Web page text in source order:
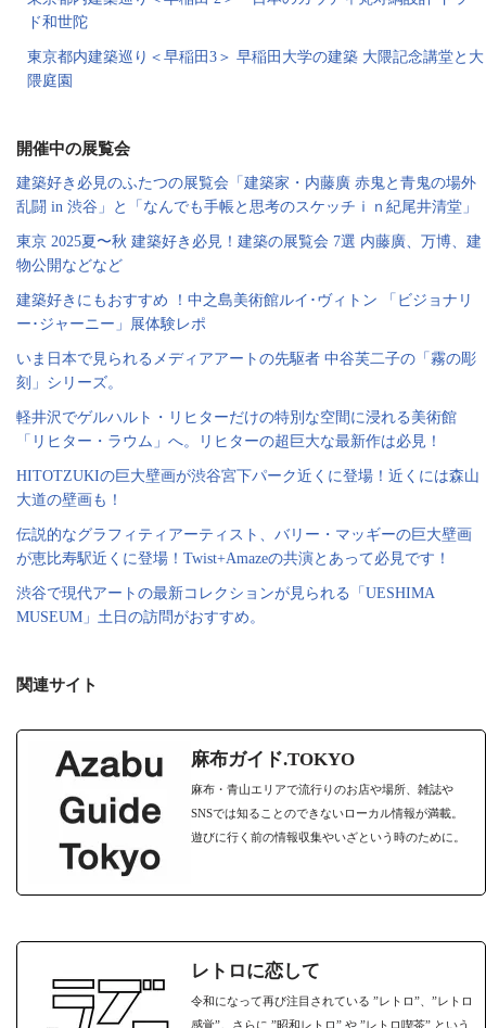
ド和世陀
東京都内建築巡り＜早稲田3＞ 早稲田大学の建築 大隈記念講堂と大
隈庭園
開催中の展覧会
建築好き必見のふたつの展覧会「建築家・内藤廣 赤鬼と青鬼の場外
乱闘 in 渋谷」と「なんでも手帳と思考のスケッチｉｎ紀尾井清堂」
東京 2025夏〜秋 建築好き必見！建築の展覧会 7選 内藤廣、万博、建
物公開などなど
建築好きにもおすすめ ！中之島美術館ルイ･ヴィトン 「ビジョナリ
ー･ジャーニー」展体験レポ
いま日本で見られるメディアアートの先駆者 中谷芙二子の「霧の彫
刻」シリーズ。
軽井沢でゲルハルト・リヒターだけの特別な空間に浸れる美術館
「リヒター・ラウム」へ。リヒターの超巨大な最新作は必見！
HITOTZUKIの巨大壁画が渋谷宮下パーク近くに登場！近くには森山
大道の壁画も！
伝説的なグラフィティアーティスト、バリー・マッギーの巨大壁画
が恵比寿駅近くに登場！Twist+Amazeの共演とあって必見です！
渋谷で現代アートの最新コレクションが見られる「UESHIMA
MUSEUM」土日の訪問がおすすめ。
関連サイト
麻布ガイド.TOKYO
麻布・青山エリアで流行りのお店や場所、雑誌や
SNSでは知ることのできないローカル情報が満載。
遊びに行く前の情報収集やいざという時のために。
レトロに恋して
令和になって再び注目されている ”レトロ”、”レトロ
感覚”。さらに ”昭和レトロ” や ”レトロ喫茶” という